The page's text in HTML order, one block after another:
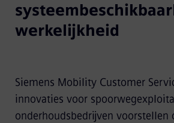
werkelijkheid
Siemens Mobility Customer
innovaties voor
onderhoudsbedrijven voorstellen